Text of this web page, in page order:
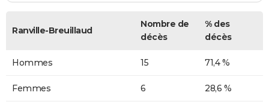
Ranville-Breuillaud
Nombre de
décès
% des
décès
Hommes 15 71,4 %
Femmes 6 28,6 %